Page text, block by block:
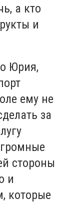
а кто
и
Юрия,
ему не
за
стороны
и
которые